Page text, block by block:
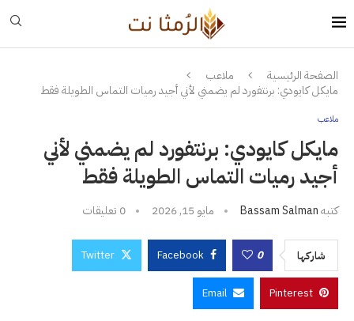
الصفحة الرئيسية
ملاعب
مايكل كايودي: برنتفورد لم يضمني لأني أجيد رميات التماس الطويلة فقط
ملاعب
مايكل كايودي: برنتفورد لم يضمني لأني
أجيد رميات التماس الطويلة فقط
كتبهBassam Salman مايو 15, 2026 0 تعليقات
شاركها 0
Facebook
Twitter
Pinterest
Email